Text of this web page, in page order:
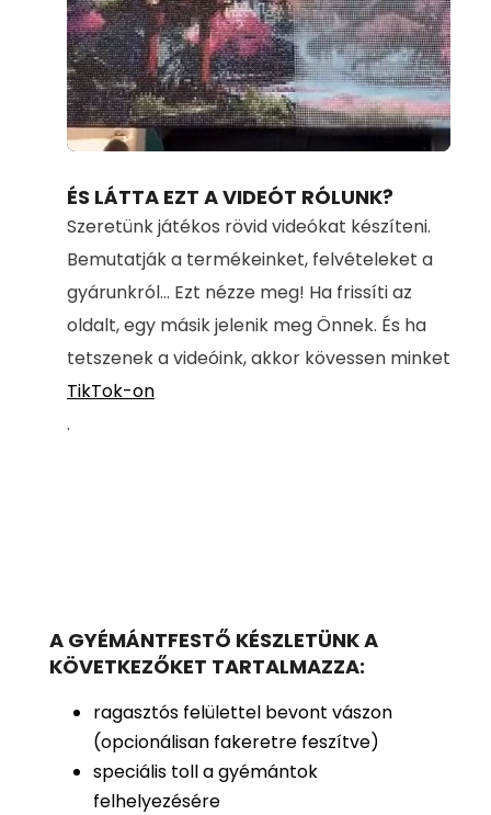
Unmute
100.00%
ÉS LÁTTA EZT A VIDEÓT RÓLUNK?
Szeretünk játékos rövid videókat készíteni.
Bemutatják a termékeinket, felvételeket a
gyárunkról... Ezt nézze meg! Ha frissíti az
oldalt, egy másik jelenik meg Önnek. És ha
tetszenek a videóink, akkor kövessen minket
TikTok-on
.
A GYÉMÁNTFESTŐ KÉSZLETÜNK A
KÖVETKEZŐKET TARTALMAZZA:
ragasztós felülettel bevont vászon
(opcionálisan fakeretre feszítve)
speciális toll a gyémántok
felhelyezésére